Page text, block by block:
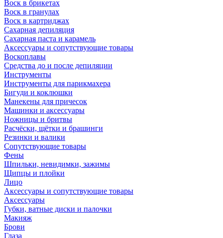
Воск в брикетах
Воск в гранулах
Воск в картриджах
Сахарная депиляция
Сахарная паста и карамель
Аксессуары и сопутствующие товары
Воскоплавы
Средства до и после депиляции
Инструменты
Инструменты для парикмахера
Бигуди и коклюшки
Манекены для причесок
Машинки и аксессуары
Ножницы и бритвы
Расчёски, щётки и брашинги
Резинки и валики
Сопутствующие товары
Фены
Шпильки, невидимки, зажимы
Щипцы и плойки
Лицо
Аксессуары и сопутствующие товары
Аксессуары
Губки, ватные диски и палочки
Макияж
Брови
Глаза